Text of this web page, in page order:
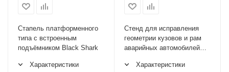
Cтапель платформенного
типа с встроенным
подъёмником Black Shark
Характеристики
Стенд для исправления
геометрии кузовов и рам
аварийных автомобилей
Характеристики